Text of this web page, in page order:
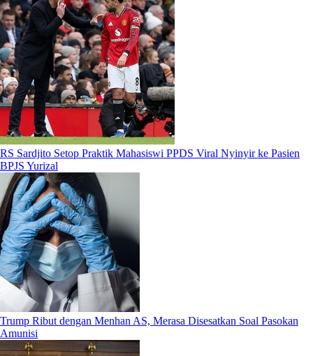
RS Sardjito Setop Praktik Mahasiswi PPDS Viral Nyinyir ke Pasien
BPJS Yurizal
Trump Ribut dengan Menhan AS, Merasa Disesatkan Soal Pasokan
Amunisi